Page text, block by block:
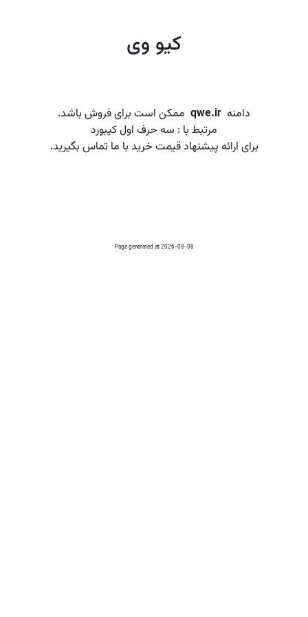
کیو وی
دامنه qwe.ir ممکن است برای فروش باشد.
مرتبط با : سه حرف اول کیبورد
برای ارائه پیشنهاد قیمت خرید با ما تماس بگیرید.
Page generated at 2026-08-08